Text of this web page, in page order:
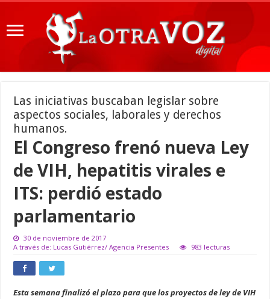
Las iniciativas buscaban legislar sobre
aspectos sociales, laborales y derechos
humanos.
El Congreso frenó nueva Ley
de VIH, hepatitis virales e
ITS: perdió estado
parlamentario
30 de noviembre de 2017
A través de: Lucas Gutiérrez/ Agencia Presentes
983 lecturas
Esta semana finalizó el plazo para que los proyectos de ley de VIH